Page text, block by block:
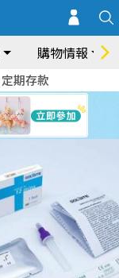
購物情報
定期存款